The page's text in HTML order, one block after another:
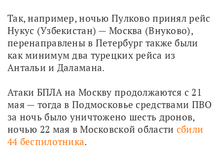
Так, например, ночью Пулково принял рейс
Нукус (Узбекистан) — Москва (Внуково),
перенаправлены в Петербург также были
как минимум два турецких рейса из
Антальи и Даламана.
Атаки БПЛА на Москву продолжаются с 21
мая — тогда в Подмосковье средствами ПВО
за ночь было уничтожено шесть дронов,
ночью 22 мая в Московской области сбили
44 беспилотника.